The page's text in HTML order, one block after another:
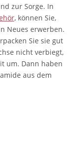
zur Sorge. In
, können Sie,
Neues erwerben.
Sie sie gut
nicht verbiegt,
um. Dann haben
aus dem